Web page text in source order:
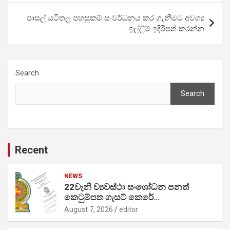
පාසල් යටිතල පහසුකම් සංවර්ධනය කර ගැනීමට අවශ්‍ය
ඉල්ලීම් ඉදිරිපත් කරන්න
Search
Search
Recent
NEWS
22වැනි ව්‍යවස්ථා සංශෝධන පනත්
කෙටුම්පත ගැසට් කෙරේ…
August 7, 2026 editor